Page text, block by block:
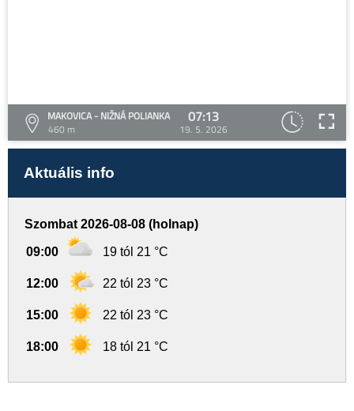
MAKOVICA - NIŽNÁ POLIANKA
460 m
07:13
19. 5. 2026
Aktuális info
Szombat 2026-08-08 (holnap)
09:00 19 tól 21 °C
12:00 22 tól 23 °C
15:00 22 tól 23 °C
18:00 18 tól 21 °C